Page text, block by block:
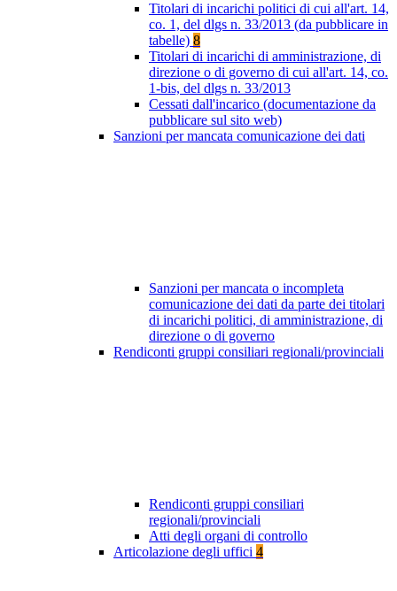
Titolari di incarichi politici di cui all'art. 14,
co. 1, del dlgs n. 33/2013 (da pubblicare in
tabelle) 8
Titolari di incarichi di amministrazione, di
direzione o di governo di cui all'art. 14, co.
1-bis, del dlgs n. 33/2013
Cessati dall'incarico (documentazione da
pubblicare sul sito web)
Sanzioni per mancata comunicazione dei dati
Sanzioni per mancata o incompleta
comunicazione dei dati da parte dei titolari
di incarichi politici, di amministrazione, di
direzione o di governo
Rendiconti gruppi consiliari regionali/provinciali
Rendiconti gruppi consiliari
regionali/provinciali
Atti degli organi di controllo
Articolazione degli uffici 4